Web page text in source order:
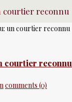
courtier reconnu
courtier reconnu
comments (0)